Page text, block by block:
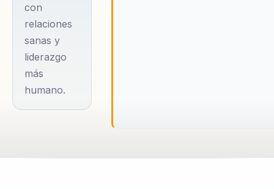
anhela
profundidad,
conexión y
sentido, su voz
con
relaciones
sanas y
liderazgo
más
humano.